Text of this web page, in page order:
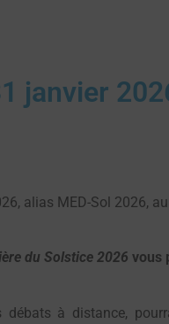
janvier
alias MED-Sol 2026,
du Solstice 2026 vous
à distance,